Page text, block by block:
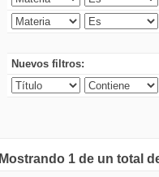
Nuevos filtros:
Mostrando 1 de un total